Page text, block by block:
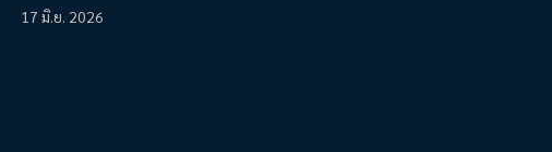
17 มิ.ย. 2026